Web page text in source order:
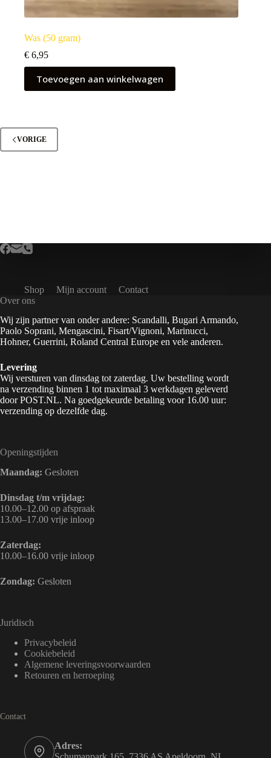
Was (50 gram)
€ 6,95
Toevoegen aan winkelwagen
VORIGE
Shop Mijn account
Contact
Over ons
Wij zijn partner van onder andere: Scandalli, Bugari Armando,
Paolo Soprani, Mengascini, Fisart/Vignoni, Marinucci,
Hohner, Guerrini, Roland Central Europe en vele anderen.
Levering
Wij versturen van dinsdag tot zaterdag. Uw bestelling wordt
na verzending binnen 1 tot maximaal 3 werkdagen geleverd
door POST.NL. Na goedgekeurde betaling voor 16.00 uur:
verzending op dezelfde dag.
Openingstijden
Maandag: Gesloten
Dinsdag t/m vrijdag:
10.00–12.00 op afspraak
13.00–17.00 vrije inloop
Zaterdag:
10.00–16.00 vrije inloop
Zondag: Gesloten
Juridisch
Privacybeleid
Cookiebeleid
Algemene leveringsvoorwaarden
Retouren en herroeping
Contact
Adres: